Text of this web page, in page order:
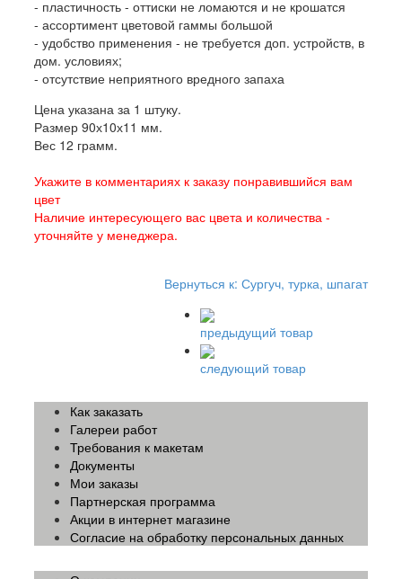
- пластичность - оттиски не ломаются и не крошатся
- ассортимент цветовой гаммы большой
- удобство применения - не требуется доп. устройств, в
дом. условиях;
- отсутствие неприятного вредного запаха
Цена указана за 1 штуку.
Размер 90х10х11 мм.
Вес 12 грамм.
Укажите в комментариях к заказу понравившийся вам
цвет
Наличие интересующего вас цвета и количества -
уточняйте у менеджера.
Вернуться к: Сургуч, турка, шпагат
предыдущий товар
следующий товар
Как заказать
Галереи работ
Требования к макетам
Документы
Мои заказы
Партнерская программа
Акции в интернет магазине
Согласие на обработку персональных данных